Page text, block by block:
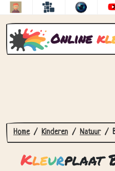
Online kl
Home Kinderen Natuur
Kleurplaat